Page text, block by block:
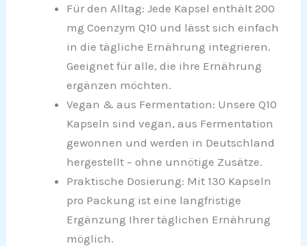
Für den Alltag: Jede Kapsel enthält 200
mg Coenzym Q10 und lässt sich einfach
in die tägliche Ernährung integrieren.
Geeignet für alle, die ihre Ernährung
ergänzen möchten.
Vegan & aus Fermentation: Unsere Q10
Kapseln sind vegan, aus Fermentation
gewonnen und werden in Deutschland
hergestellt – ohne unnötige Zusätze.
Praktische Dosierung: Mit 130 Kapseln
pro Packung ist eine langfristige
Ergänzung Ihrer täglichen Ernährung
möglich.